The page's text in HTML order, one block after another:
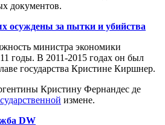
документов.
осуждены за пытки и убийства
министра экономики
годы. В 2011-2015 годах он был
государства Кристине Киршнер.
Кристину Фернандес де
измене.
DW